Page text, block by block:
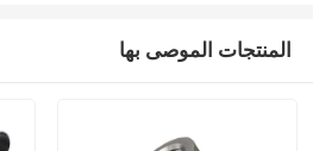
المنتجات الموصى بها